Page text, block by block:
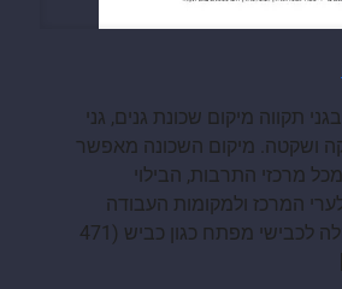
תקווה מיקום שכונת גנים, גני
ושקטה. מיקום השכונה מאפשר
מרכזי התרבות, הבילוי
המרכז ולמקומות העבודה
בזכות היציאה הקלה לכבישי מפתח כגון כביש (471